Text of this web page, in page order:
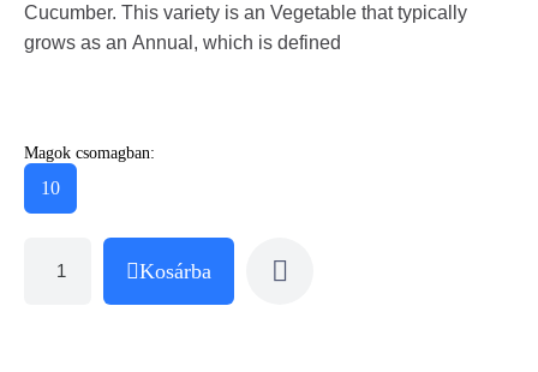
Cucumber. This variety is an Vegetable that typically
grows as an Annual, which is defined
Magok csomagban:
10
Kosárba